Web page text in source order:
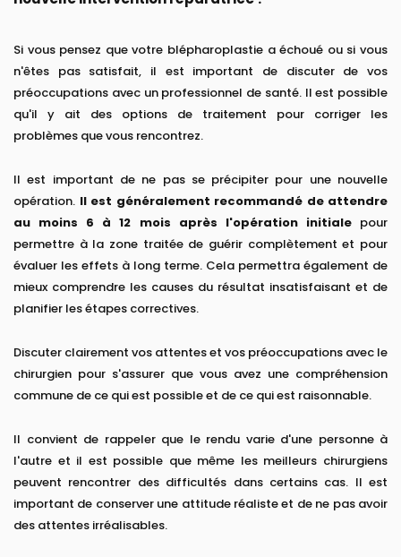
Si vous pensez que votre blépharoplastie a échoué ou si vous
n'êtes pas satisfait, il est important de discuter de vos
préoccupations avec un professionnel de santé. Il est possible
qu'il y ait des options de traitement pour corriger les
problèmes que vous rencontrez.
Il est important de ne pas se précipiter pour une nouvelle
opération. Il est généralement recommandé de attendre
au moins 6 à 12 mois après l'opération initialepour
permettre à la zone traitée de guérir complètement et pour
évaluer les effets à long terme. Cela permettra également de
mieux comprendre les causes du résultat insatisfaisant et de
planifier les étapes correctives.
Discuter clairement vos attentes et vos préoccupations avec le
chirurgien pour s'assurer que vous avez une compréhension
commune de ce qui est possible et de ce qui est raisonnable.
Il convient de rappeler que le rendu varie d'une personne à
l'autre et il est possible que même les meilleurs chirurgiens
peuvent rencontrer des difficultés dans certains cas. Il est
important de conserver une attitude réaliste et de ne pas avoir
des attentes irréalisables.